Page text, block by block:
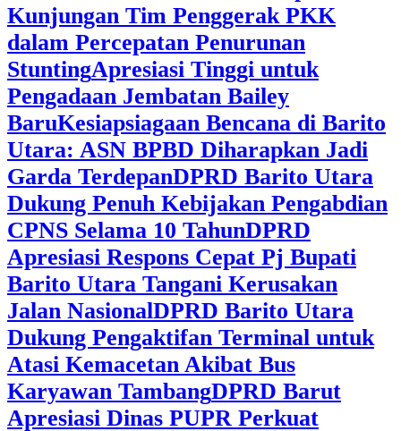
Kunjungan Tim Penggerak PKK
dalam Percepatan Penurunan
StuntingApresiasi Tinggi untuk
Pengadaan Jembatan Bailey
BaruKesiapsiagaan Bencana di Barito
Utara: ASN BPBD Diharapkan Jadi
Garda TerdepanDPRD Barito Utara
Dukung Penuh Kebijakan Pengabdian
CPNS Selama 10 TahunDPRD
Apresiasi Respons Cepat Pj Bupati
Barito Utara Tangani Kerusakan
Jalan NasionalDPRD Barito Utara
Dukung Pengaktifan Terminal untuk
Atasi Kemacetan Akibat Bus
Karyawan TambangDPRD Barut
Apresiasi Dinas PUPR Perkuat